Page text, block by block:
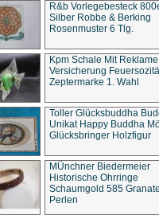
R&b Vorlegebesteck
Silber Robbe & Berking
Rosenmuster 6 Tlg.
Kpm Schale Mit Reklame
Versicherung
Zeptermarke 1. Wahl
Toller Glücksbuddha
Unikat Happy Buddha
Glücksbringer Holzfigur
MÜnchner Biedermeier
Historische Ohrringe
Schaumgold 585
Perlen